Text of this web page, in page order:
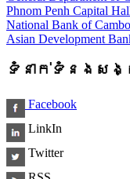
Phnom Penh Capital
National Bank of
Asian Development
ទំនាក់ទំនងសង្
Facebook
LinkIn
Twitter